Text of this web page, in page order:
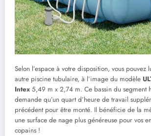
Selon l’espace à votre disposition, vous pouvez
autre piscine tubulaire, à l’image du modèle
Intex 5,49 m x 2,74 m. Ce bassin du segment
demande qu’un quart d’heure de travail
précédent pour être monté. Il bénéficie de la
une surface de nage plus généreuse pour vos
copains !